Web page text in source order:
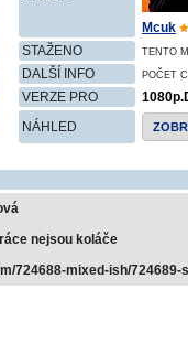
Mcuk
STAŽENO TENTO
DALŠÍ INFO POČET
VERZE PRO
NÁHLED
nejsou koláče
724688-mixed-ish/724689-